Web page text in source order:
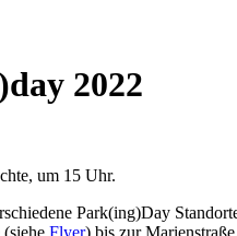
2022
um 15 Uhr.
Park(ing)Day
Flyer) bis zur Marienstraße.